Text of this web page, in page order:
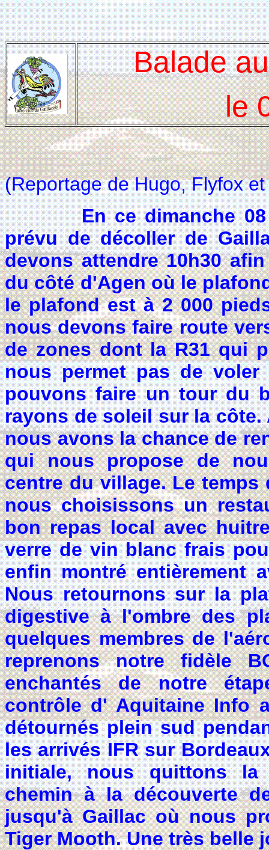
Balade
le
(Reportage de Hugo, Flyfox
En ce dimanche 08
prévu de décoller de
devons attendre 10h30
du côté d'Agen où le
le plafond est à 2 000
nous devons faire route
de zones dont la R31 qui
nous permet pas de
pouvons faire un tour du
rayons de soleil sur la
nous avons la chance de
qui nous propose de
centre du village. Le temps
nous choisissons un
bon repas local avec
verre de vin blanc frais
enfin montré entièrement
Nous retournons sur la
digestive à l'ombre des
quelques membres de
reprenons notre fidèle
enchantés de notre
contrôle d'Aquitaine Info
détournés plein sud
les arrivés IFR sur
initiale, nous quittons la
chemin à la découverte
jusqu'à Gaillac où nous
Tiger Mooth. Une très belle